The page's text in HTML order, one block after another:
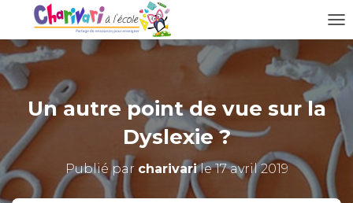
P
L
E
R
L
A
N
V
Un autre point de vue sur la
Dyslexie ?
Publié par charivarile17 avril 2019